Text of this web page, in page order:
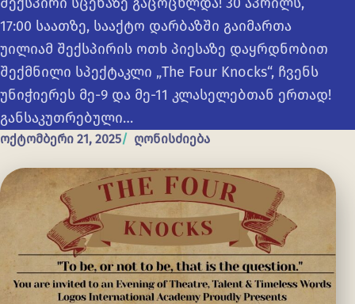
17:00 საათზე, სააქტო დარბაზში გაიმართა
უილიამ შექსპირის ოთხ პიესაზე დაყრდნობით
შექმნილი სპექტაკლი „The Four Knocks“, ჩვენს
უნიჭიერეს მე-9 და მე-11 კლასელებთან ერთად!
განსაკუთრებული…
ოქტომბერი 21, 2025 ღონისძიება